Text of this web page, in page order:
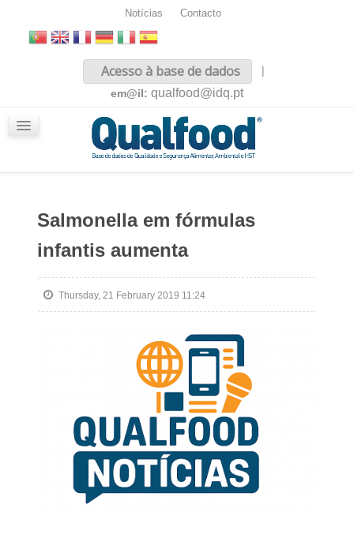
Notícias Contacto
Acesso à base de dados
|
em@il: qualfood@idq.pt
Salmonella em fórmulas
infantis aumenta
Thursday, 21 February 2019 11:24